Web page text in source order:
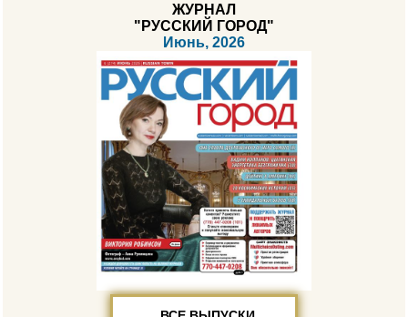
ЖУРНАЛ
"РУССКИЙ ГОРОД"
Июнь, 2026